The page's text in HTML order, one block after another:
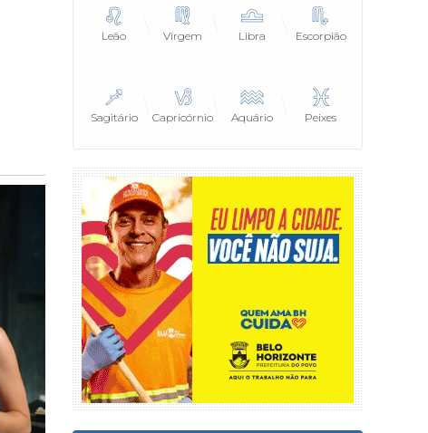
Leão Virgem Libra Escorpião
Sagitário Capricórnio Aquário Peixes